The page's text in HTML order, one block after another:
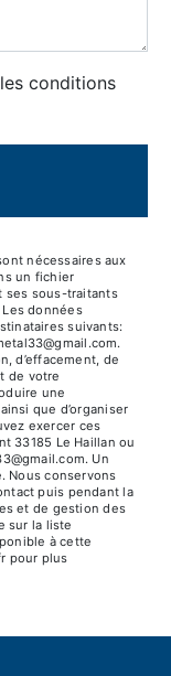
conditions
nécessaires aux
un fichier
ses sous-traitants
données
suivants:
d’effacement, de
de votre
une
que d’organiser
exercer ces
33185 Le Haillan ou
Un
Nous conservons
puis pendant la
et de gestion des
sur la liste
à cette
pour plus